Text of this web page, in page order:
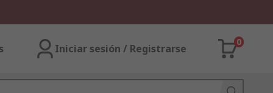
Iniciar sesión / Registrarse
0